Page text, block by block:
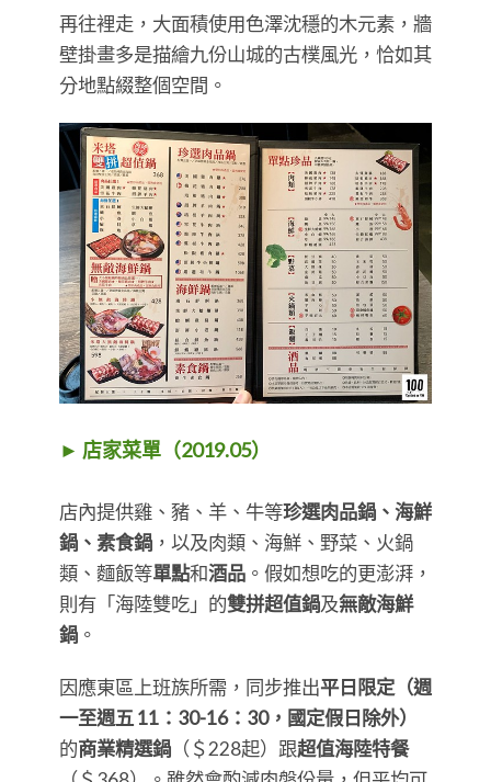
再往裡走，大面積使用色澤沈穩的木元素，牆
壁掛畫多是描繪九份山城的古樸風光，恰如其
分地點綴整個空間。
► 店家菜單（2019.05）
店內提供雞、豬、羊、牛等珍選肉品鍋、海鮮
鍋、素食鍋 ，以及肉類、海鮮、野菜、火鍋
類、麵飯等單點和酒品 。假如想吃的更澎湃，
則有「海陸雙吃」的雙拼超值鍋及無敵海鮮
鍋 。
因應東區上班族所需，同步推出平日限定（週
一至週五 11：30-16：30，國定假日除外）
的商業精選鍋 （＄228起）跟超值海陸特餐